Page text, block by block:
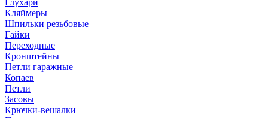
Глухари
Кляймеры
Шпильки резьбовые
Гайки
Переходные
Кронштейны
Петли гаражные
Копаев
Петли
Засовы
Крючки-вешалки